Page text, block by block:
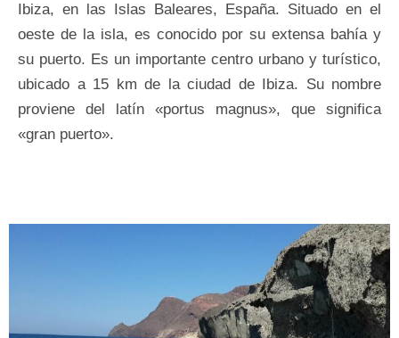
Ibiza, en las Islas Baleares, España. Situado en el
oeste de la isla, es conocido por su extensa bahía y
su puerto. Es un importante centro urbano y turístico,
ubicado a 15 km de la ciudad de Ibiza. Su nombre
proviene del latín «portus magnus», que significa
«gran puerto».